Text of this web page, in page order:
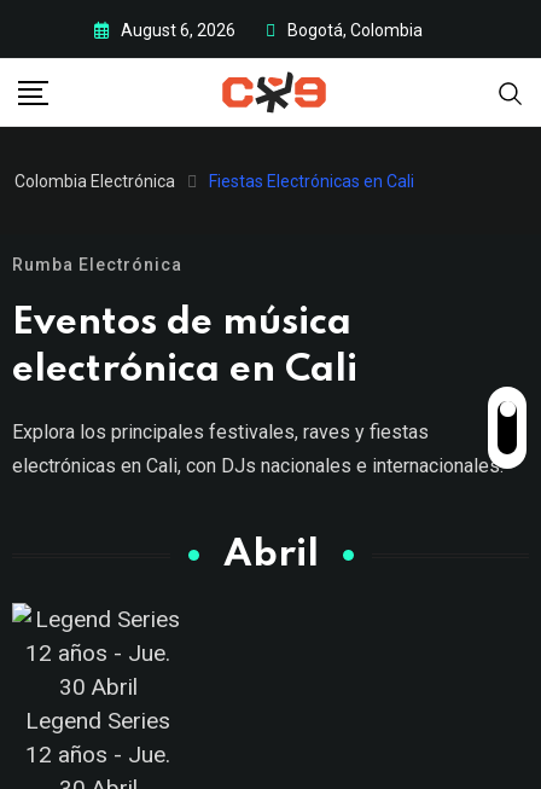
August 6, 2026 Bogotá, Colombia
Colombia Electrónica Fiestas Electrónicas en Cali
Rumba Electrónica
Eventos de música
electrónica en Cali
Explora los principales festivales, raves y fiestas
electrónicas en Cali, con DJs nacionales e internacionales.
Abril
Legend Series
12 años - Jue.